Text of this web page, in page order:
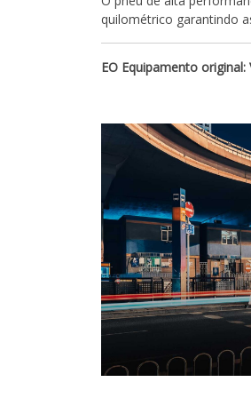
quilométrico garantindo
EO Equipamento